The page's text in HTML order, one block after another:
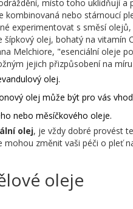
místo toho uklidňují a
nebo stárnoucí
experimentovat s směsí
olej, bohatý na vitamín
Melchiore, "esenciální oleje
jejich přizpůsobení na
olej.
olej může být pro vás
nebo měsíčkového oleje.
olej, je vždy dobré provést
změnit vaši péči o pleť
oleje